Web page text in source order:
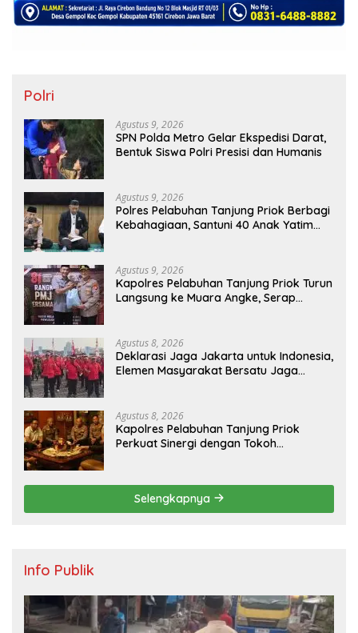
Polri
Agustus 9, 2026
SPN Polda Metro Gelar Ekspedisi Darat,
Bentuk Siswa Polri Presisi dan Humanis
Agustus 9, 2026
Polres Pelabuhan Tanjung Priok Berbagi
Kebahagiaan, Santuni 40 Anak Yatim
Agustus 9, 2026
Kapolres Pelabuhan Tanjung Priok Turun
Langsung ke Muara Angke, Serap
Agustus 8, 2026
Deklarasi Jaga Jakarta untuk Indonesia,
Elemen Masyarakat Bersatu Jaga
Agustus 8, 2026
Kapolres Pelabuhan Tanjung Priok
Perkuat Sinergi dengan Tokoh
Selengkapnya
Info Publik